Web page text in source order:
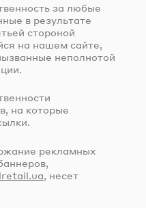
за любые
в результате
стороной
на нашем сайте,
неполнотой
, на которые
рекламных
, несет